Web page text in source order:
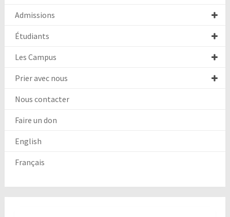
Admissions
Étudiants
Les Campus
Prier avec nous
Nous contacter
Faire un don
English
Français